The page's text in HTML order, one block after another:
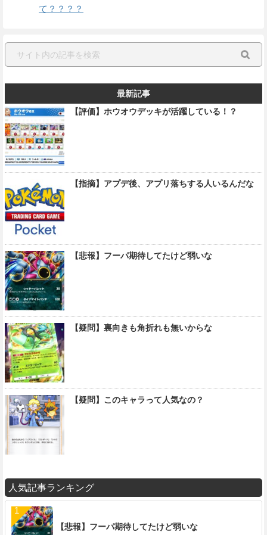
て？？？？
最新記事
【評価】ホウオウデッキが活躍している！？
【指摘】アプデ後、アプリ落ちする人いるんだな
【悲報】フーパ期待してたけど弱いな
【疑問】裏向きも角折れも無いからな
【疑問】このキャラって人気なの？
人気記事ランキング
【悲報】フーパ期待してたけど弱いな